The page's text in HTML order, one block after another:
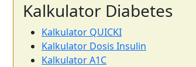
Kalkulator Diabetes
Kalkulator QUICKI
Kalkulator Dosis Insulin
Kalkulator A1C